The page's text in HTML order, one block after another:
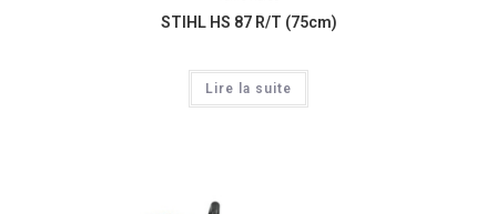
STIHL HS 87 R/T (75cm)
Lire la suite